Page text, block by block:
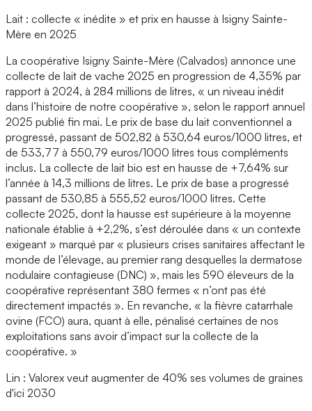
Lait : collecte « inédite » et prix en hausse à Isigny Sainte-
Mère en 2025
La coopérative Isigny Sainte-Mère (Calvados) annonce une
collecte de lait de vache 2025 en progression de 4,35% par
rapport à 2024, à 284 millions de litres, « un niveau inédit
dans l’histoire de notre coopérative », selon le rapport annuel
2025 publié fin mai. Le prix de base du lait conventionnel a
progressé, passant de 502,82 à 530,64 euros/1000 litres, et
de 533,77 à 550,79 euros/1000 litres tous compléments
inclus. La collecte de lait bio est en hausse de +7,64% sur
l’année à 14,3 millions de litres. Le prix de base a progressé
passant de 530,85 à 555,52 euros/1000 litres. Cette
collecte 2025, dont la hausse est supérieure à la moyenne
nationale établie à +2,2%, s’est déroulée dans « un contexte
exigeant » marqué par « plusieurs crises sanitaires affectant le
monde de l’élevage, au premier rang desquelles la dermatose
nodulaire contagieuse (DNC) », mais les 590 éleveurs de la
coopérative représentant 380 fermes « n’ont pas été
directement impactés ». En revanche, « la fièvre catarrhale
ovine (FCO) aura, quant à elle, pénalisé certaines de nos
exploitations sans avoir d’impact sur la collecte de la
coopérative. »
Lin : Valorex veut augmenter de 40% ses volumes de graines
d'ici 2030